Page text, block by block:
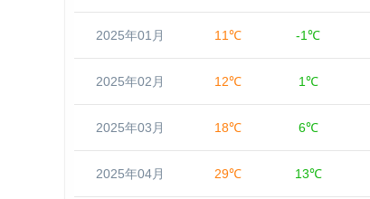
2025年01月 11℃ -1℃
2025年02月 12℃ 1℃
2025年03月 18℃ 6℃
2025年04月 29℃ 13℃